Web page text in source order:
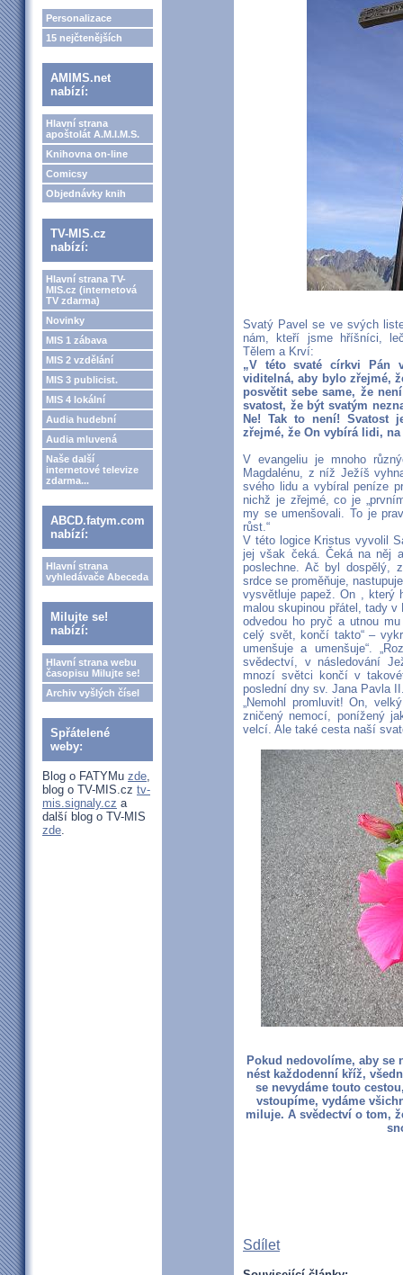
Personalizace
15 nejčtenějších
AMIMS.net
nabízí:
Hlavní strana
apoštolát A.M.I.M.S.
Knihovna on-line
Comicsy
Objednávky knih
TV-MIS.cz
nabízí:
Hlavní strana TV-
MIS.cz (internetová
TV zdarma)
Novinky
MIS 1 zábava
MIS 2 vzdělání
MIS 3 publicist.
MIS 4 lokální
Audia hudební
Audia mluvená
Naše další
internetové televize
zdarma...
ABCD.fatym.com
nabízí:
Hlavní strana
vyhledávače Abeceda
Milujte se!
nabízí:
Hlavní strana webu
časopisu Milujte se!
Archiv vyšlých čísel
Spřátelené
weby:
Blog o FATYMu zde,
blog o TV-MIS.cz tv-
mis.signaly.cz a
další blog o TV-MIS
zde.
Svatý Pavel se ve svých
nám, kteří jsme hříšníci,
Tělem a Krví:
„V této svaté církvi Pán
viditelná, aby bylo zřejmé,
posvětit sebe same, že
svatost, že být svatým
Ne! Tak to není! Svatost
zřejmé, že On vybírá lidi,
V evangeliu je mnoho
Magdalénu, z níž Ježíš
svého lidu a vybíral peníze
nichž je zřejmé, co je
my se umenšovali. To je
růst.“
V této logice Kristus vyvolil
jej však čeká. Čeká na něj
poslechne. Ač byl dospělý,
srdce se proměňuje,
vysvětluje papež. On , který
malou skupinou přátel, tady v
odvedou ho pryč a utnou
celý svět, končí takto“ –
umenšuje a umenšuje“.
svědectví, v následování
mnozí světci končí v
poslední dny sv. Jana Pavla
„Nemohl promluvit! On,
zničený nemocí, ponížený
velcí. Ale také cesta naší
Pokud nedovolíme, aby se
nést každodenní kříž,
se nevydáme touto
vstoupíme, vydáme
miluje. A svědectví o tom,
Sdílet